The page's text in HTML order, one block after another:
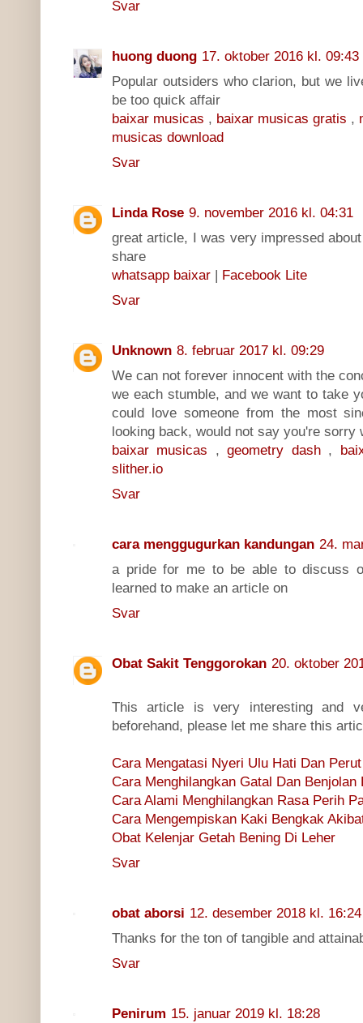
Svar
huong duong 17. oktober 2016 kl. 09:43
Popular outsiders who clarion, but we
be too quick affair
baixar musicas , baixar musicas gratis ,
musicas download
Svar
Linda Rose 9. november 2016 kl. 04:31
great article, I was very impressed
share
whatsapp baixar | Facebook Lite
Svar
Unknown 8. februar 2017 kl. 09:29
We can not forever innocent with the
we each stumble, and we want to take
could love someone from the most
looking back, would not say you're sorry
baixar musicas ,geometry dash,
slither.io
Svar
cara menggugurkan kandungan 24.
a pride for me to be able to discuss
learned to make an article on
Svar
Obat Sakit Tenggorokan 20. oktober
This article is very interesting and
beforehand, please let me share this
Cara Mengatasi Nyeri Ulu Hati Dan
Cara Menghilangkan Gatal Dan Benjolan
Cara Alami Menghilangkan Rasa Perih
Cara Mengempiskan Kaki Bengkak
Obat Kelenjar Getah Bening Di Leher
Svar
obat aborsi 12. desember 2018 kl. 16:24
Thanks for the ton of tangible and
Svar
Penirum 15. januar 2019 kl. 18:28